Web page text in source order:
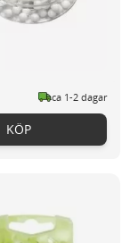
ca 1-2 dagar
KÖP